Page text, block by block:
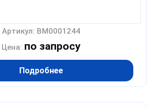
Артикул: BM0001244
Цена: по запросу
Подробнее